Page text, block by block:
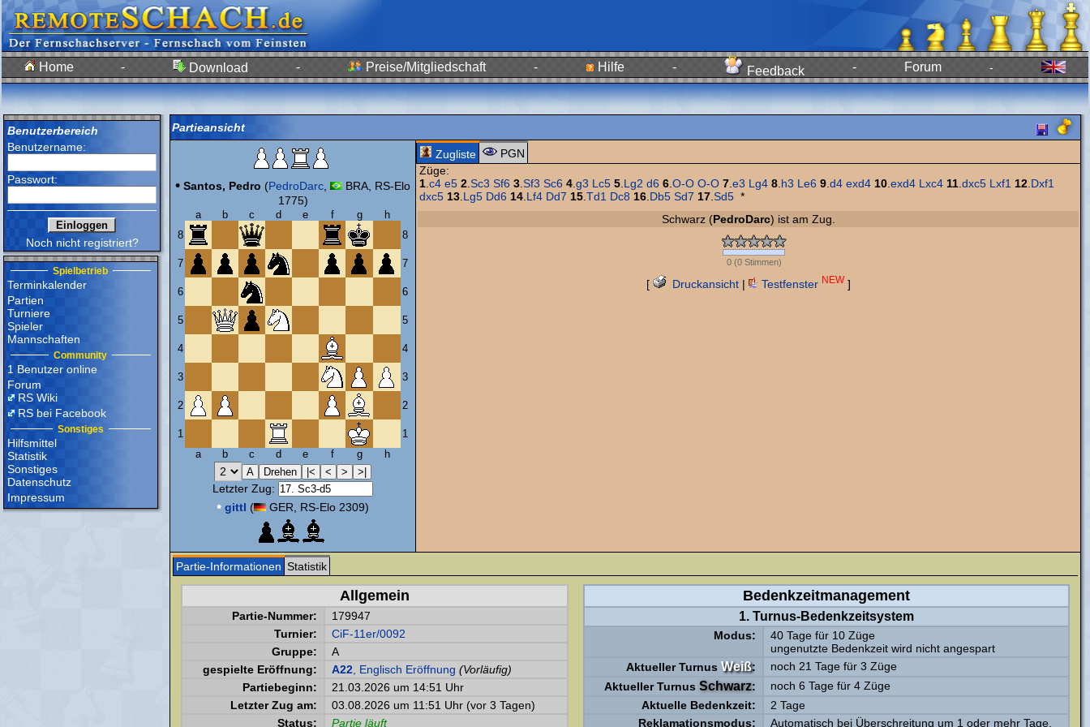
Home - Download - Preise/Mitgliedschaft - Hilfe - Feedback - Forum -
Benutzerbereich
Benutzername:
Passwort:
Noch nicht registriert?
Spielbetrieb
Terminkalender
Partien
Turniere
Spieler
Mannschaften
Community
1 Benutzer online
Forum
RS Wiki
RS bei Facebook
Sonstiges
Hilfsmittel
Statistik
Sonstiges
Datenschutz
Impressum
Partieansicht
• Santos, Pedro (PedroDarc
BRA, RS-Elo
1775)
a b c d e f g
h
8
8
7 7
6 6
5 5
4 4
3 3
2 2
1
1
a
b c d e f g h
Letzter Zug:
• gittl ( GER, RS-Elo 2309)
Zugliste
PGN
Züge:
1 c4 e5 2 Sc3 Sf6 3 Sf3 Sc6 4 g3 Lc5 5 Lg2 d6 6 O-O O-O 7 e3 Lg4 8 h3 Le6 9 d4 exd4 10 exd4 Lxc4 11 dxc5 Lxf1 12 Dxf1
dxc5 13 Lg5 Dd6 14 Lf4 Dd7 15 Td1 Dc8 16 Db5 Sd7 17 Sd5 *
Schwarz (PedroDarc) ist am Zug.
0(0Stimmen)
[ Druckansicht| Testfenster NEW ]
Partie-Informationen Statistik
Allgemein
Partie-Nummer:
179947
Turnier:
CiF-11er/0092
Gruppe:
A
gespielte Eröffnung:
A22 , Englisch Eröffnung (Vorläufig)
Partiebeginn:
21.03.2026 um 14:51 Uhr
Letzter Zug am:
03.08.2026 um 11:51 Uhr (vor 3 Tagen)
Status:
Partie läuft
Bedenkzeitmanagement
1. Turnus-Bedenkzeitsystem
Modus:
40 Tage für 10 Züge
ungenutzte Bedenkzeit wird nicht angespart
Aktueller Turnus Weiß:
noch 21 Tage für 3 Züge
Aktueller Turnus Schwarz:
noch 6 Tage für 4 Züge
Aktuelle Bedenkzeit:
2 Tage
Reklamationsmodus:
Automatisch bei Überschreitung um 1 oder mehr Tage.